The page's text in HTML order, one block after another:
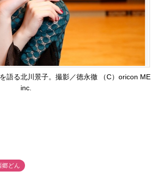
語る北川景子。撮影／徳永徹 （C）oricon ME
inc.
郷どん